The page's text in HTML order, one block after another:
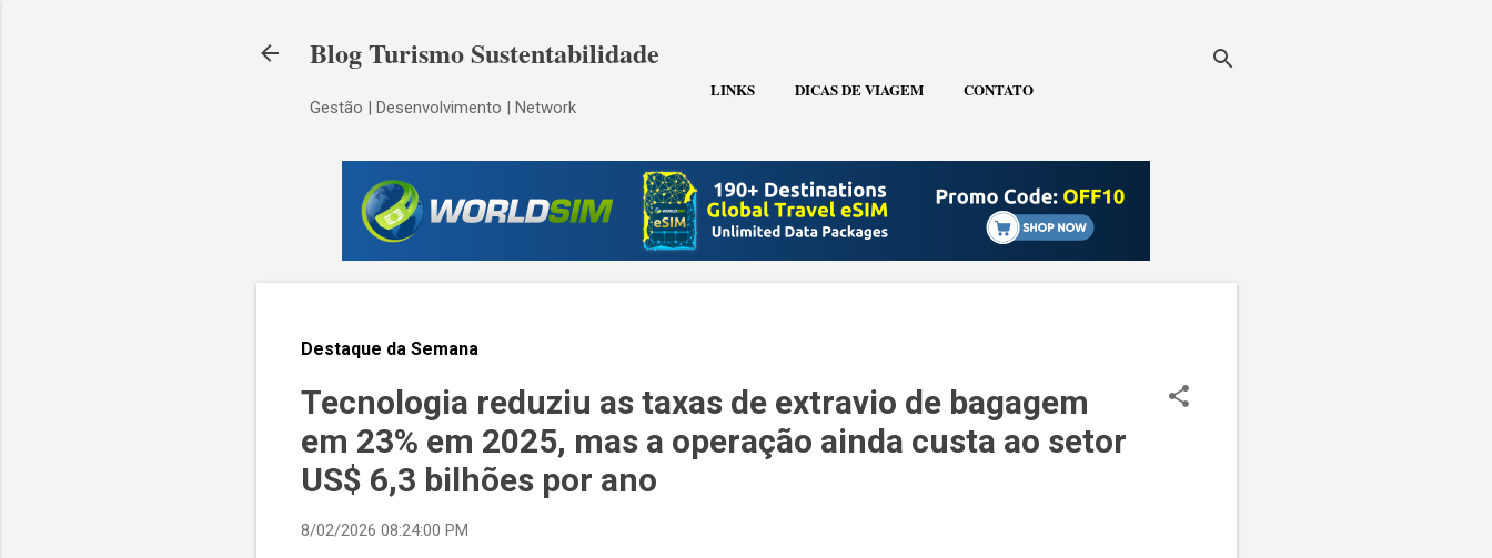
Blog Turismo Sustentabilidade
Gestão | Desenvolvimento | Network
LINKS DICAS DE VIAGEM CONTATO
Destaque da Semana
Tecnologia reduziu as taxas de extravio de bagagem
em 23% em 2025, mas a operação ainda custa ao setor
US$ 6,3 bilhões por ano
8/02/2026 08:24:00 PM